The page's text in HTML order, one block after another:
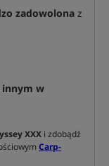
zadowolona z
innym w
XXX i zdobądź
Carp-